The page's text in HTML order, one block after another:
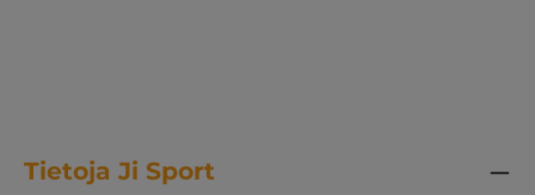
Tietoja Ji Sport